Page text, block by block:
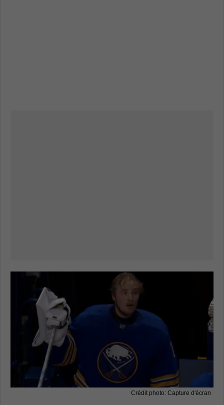
Crédit photo: Capture d'écran